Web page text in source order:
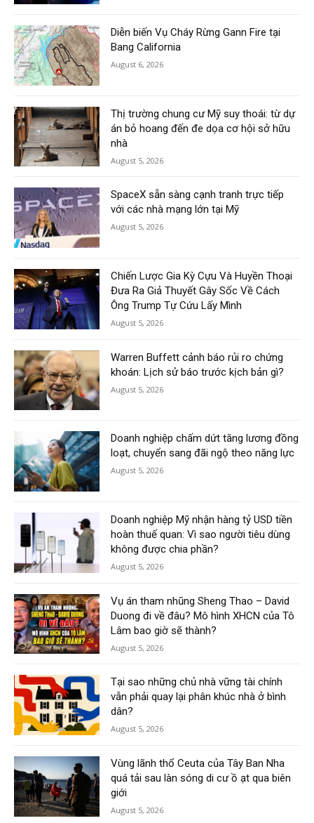
Diễn biến Vụ Cháy Rừng Gann Fire tại
Bang California
August 6, 2026
Thị trường chung cư Mỹ suy thoái: từ dự
án bỏ hoang đến đe dọa cơ hội sở hữu
nhà
August 5, 2026
SpaceX sẵn sàng cạnh tranh trực tiếp
với các nhà mạng lớn tại Mỹ
August 5, 2026
Chiến Lược Gia Kỳ Cựu Và Huyền Thoại
Đưa Ra Giả Thuyết Gây Sốc Về Cách
Ông Trump Tự Cứu Lấy Mình
August 5, 2026
Warren Buffett cảnh báo rủi ro chứng
khoán: Lịch sử báo trước kịch bản gì?
August 5, 2026
Doanh nghiệp chấm dứt tăng lương đồng
loạt, chuyển sang đãi ngộ theo năng lực
August 5, 2026
Doanh nghiệp Mỹ nhận hàng tỷ USD tiền
hoàn thuế quan: Vì sao người tiêu dùng
không được chia phần?
August 5, 2026
Vụ án tham nhũng Sheng Thao – David
Duong đi về đâu? Mô hình XHCN của Tô
Lâm bao giờ sẽ thành?
August 5, 2026
Tại sao những chủ nhà vững tài chính
vẫn phải quay lại phân khúc nhà ở bình
dân?
August 5, 2026
Vùng lãnh thổ Ceuta của Tây Ban Nha
quá tải sau làn sóng di cư ồ ạt qua biên
giới
August 5, 2026